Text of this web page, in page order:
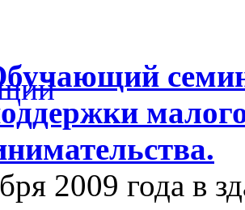
2009 года в